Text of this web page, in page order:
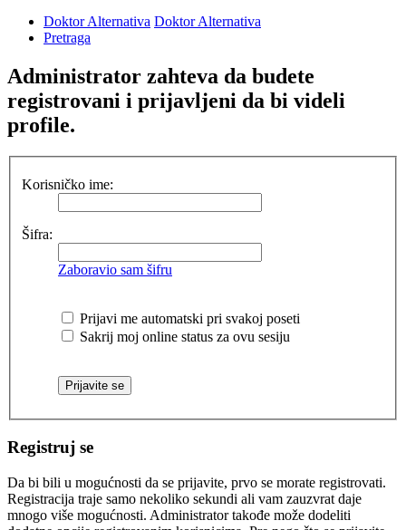
Doktor Alternativa Doktor Alternativa
Pretraga
Administrator zahteva da budete
registrovani i prijavljeni da bi videli
profile.
Korisničko ime:
Šifra:
Zaboravio sam šifru
Prijavi me automatski pri svakoj poseti
Sakrij moj online status za ovu sesiju
Registruj se
Da bi bili u mogućnosti da se prijavite, prvo se morate registrovati.
Registracija traje samo nekoliko sekundi ali vam zauzvrat daje
mnogo više mogućnosti. Administrator takođe može dodeliti